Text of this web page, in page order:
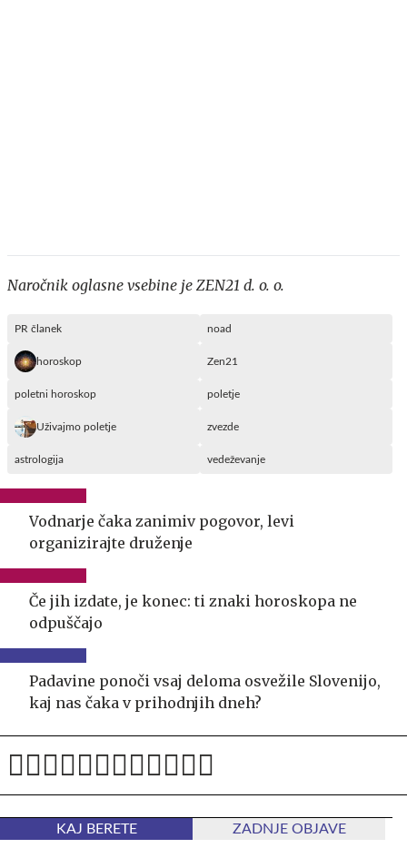
Naročnik oglasne vsebine je ZEN21 d. o. o.
PR članek noad
horoskop Zen21
poletni horoskop poletje
Uživajmo poletje zvezde
astrologija vedeževanje
Vodnarje čaka zanimiv pogovor, levi
organizirajte druženje
Če jih izdate, je konec: ti znaki horoskopa ne
odpuščajo
Padavine ponoči vsaj deloma osvežile Slovenijo,
kaj nas čaka v prihodnjih dneh?
KAJ BERETE ZADNJE OBJAVE